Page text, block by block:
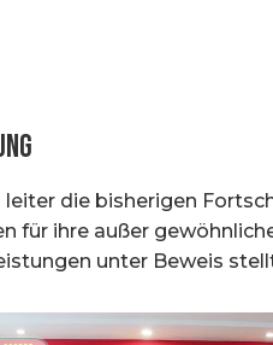
die bisherigen
für ihre außer
unter Beweis